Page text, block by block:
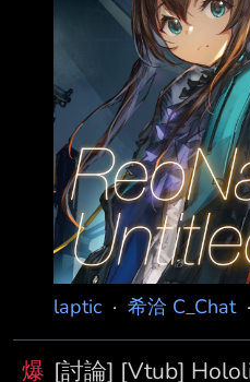
v=NzOG237Jrms 綺
VII 重製版 https://
laptic · 希洽 C_Chat·
爆 [討論] [Vtub]